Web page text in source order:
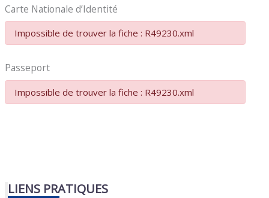
Carte Nationale d’Identité
Impossible de trouver la fiche : R49230.xml
Passeport
Impossible de trouver la fiche : R49230.xml
LIENS PRATIQUES